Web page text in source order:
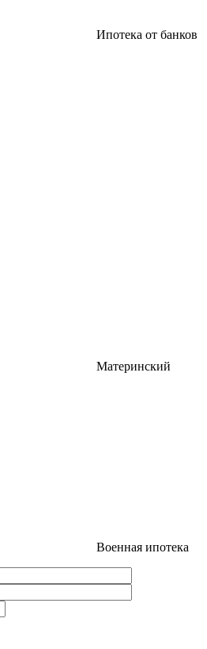
Ипотека от банков
Материнский
Военная ипотека